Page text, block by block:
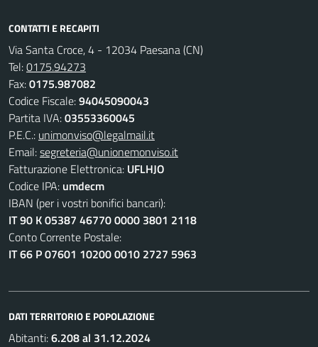
CONTATTI E RECAPITI
Via Santa Croce, 4 - 12034 Paesana (CN)
Tel:0175.94273
Fax:0175.987082
Codice Fiscale:94045090043
Partita IVA:03553360045
P.E.C.: unimonviso@legalmail.it
Email:segreteria@unionemonviso.it
Fatturazione Elettronica: UFLHJO
Codice IPA: umdecm
IBAN (per i vostri bonifici bancari):
IT 90 K 05387 46770 0000 3801 2118
Conto Corrente Postale:
IT 66 P 07601 10200 0010 2727 5963
DATI TERRITORIO E POPOLAZIONE
Abitanti:6.208 al 31.12.2024